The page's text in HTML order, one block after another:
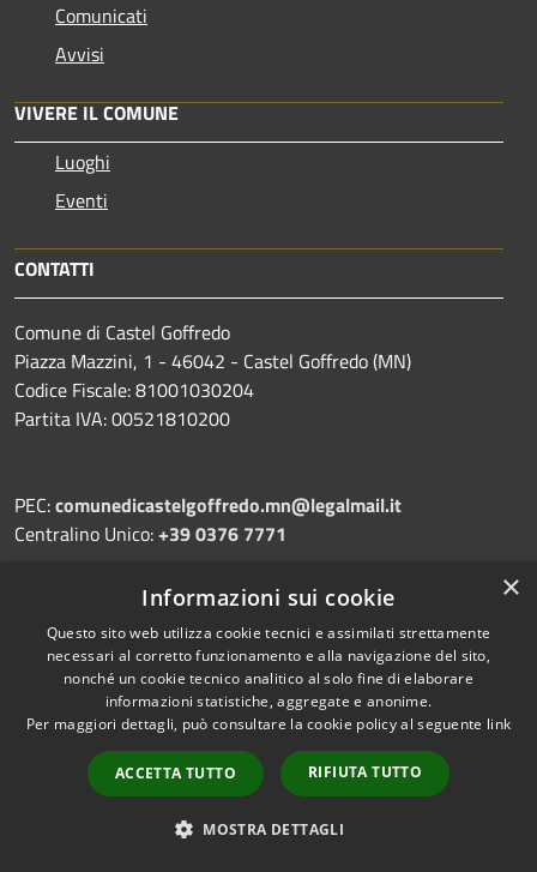
Comunicati
Avvisi
VIVERE IL COMUNE
Luoghi
Eventi
CONTATTI
Comune di Castel Goffredo
Piazza Mazzini, 1 - 46042 - Castel Goffredo (MN)
Codice Fiscale: 81001030204
Partita IVA: 00521810200
PEC:comunedicastelgoffredo.mn@legalmail.it
Centralino Unico:+39 0376 7771
Prenotazione appuntamento
Segnalazione disservizio
Leggi le FAQ
Richiesta assistenza
×
Informazioni sui cookie
Questo sito web utilizza cookie tecnici e assimilati strettamente
necessari al corretto funzionamento e alla navigazione del sito,
nonché un cookie tecnico analitico al solo fine di elaborare
informazioni statistiche, aggregate e anonime.
Per maggiori dettagli, può consultare la cookie policy al seguente link
ACCETTA TUTTO RIFIUTA TUTTO
MOSTRA DETTAGLI